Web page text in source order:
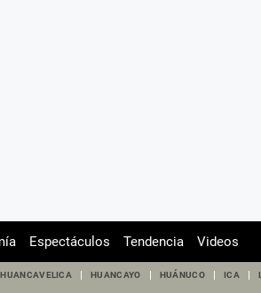
Espectáculos Tendencia Videos
HUANCAVELICA HUANCAYO HUÁNUCO ICA